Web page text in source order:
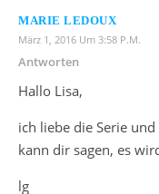
MARIE LEDOUX
März 1, 2016 Um 3:58 P.m.
Antworten
Hallo Lisa,
ich liebe die Serie
kann dir sagen, es
lg